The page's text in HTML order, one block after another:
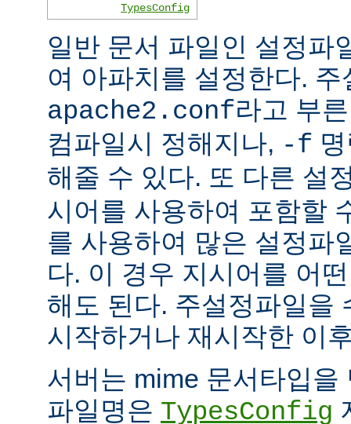
TypesConfig
일반 문서 파일인 설정파
여 아파치를 설정한다.
apache2.conf라고 부
컴파일시 정해지나, -f
해줄 수 있다. 또 다른 설
시어를 사용하여 포함할
를 사용하여 많은 설정파
다. 이 경우 지시어를 어
해도 된다. 주설정파일을
시작하거나 재시작한 이
서버는 mime 문서타입을
파일명은 TypesConfig